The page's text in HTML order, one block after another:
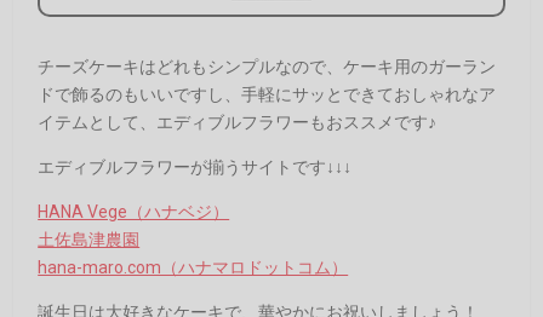
チーズケーキはどれもシンプルなので、ケーキ用のガーラン
ドで飾るのもいいですし、手軽にサッとできておしゃれなア
イテムとして、エディブルフラワーもおススメです♪
エディブルフラワーが揃うサイトです↓↓↓
HANA Vege（ハナベジ）
土佐島津農園
hana-maro.com（ハナマロドットコム）
誕生日は大好きなケーキで、華やかにお祝いしましょう！